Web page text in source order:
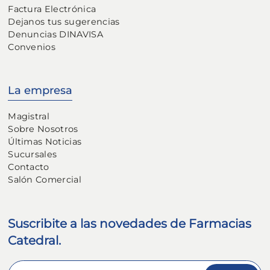
Factura Electrónica
Dejanos tus sugerencias
Denuncias DINAVISA
Convenios
La empresa
Magistral
Sobre Nosotros
Últimas Noticias
Sucursales
Contacto
Salón Comercial
Suscribite a las novedades de Farmacias
Catedral.